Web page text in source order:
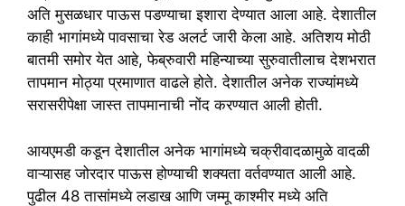
अति मुसळधार पाऊस पडण्याचा इशारा देण्यात आला आहे. देशातील
काही भागांमध्ये पावसाचा रेड अलर्ट जारी केला आहे. अतिशय मोठी
बातमी समोर येत आहे, फेब्रुवारी महिन्याच्या सुरुवातीलाच देशभरात
तापमान मोठ्या प्रमाणात वाढले होते. देशातील अनेक राज्यांमध्ये
सरासरीपेक्षा जास्त तापमानाची नोंद करण्यात आली होती.
आयएमडी कडून देशातील अनेक भागांमध्ये चक्रीवादळामुळे वादळी
वाऱ्यासह जोरदार पाऊस होण्याची शक्यता वर्तवण्यात आली आहे.
पुढील 48 तासांमध्ये लडाख आणि जम्मू काश्मीर मध्ये अति